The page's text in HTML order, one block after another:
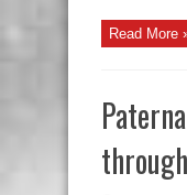
Read More